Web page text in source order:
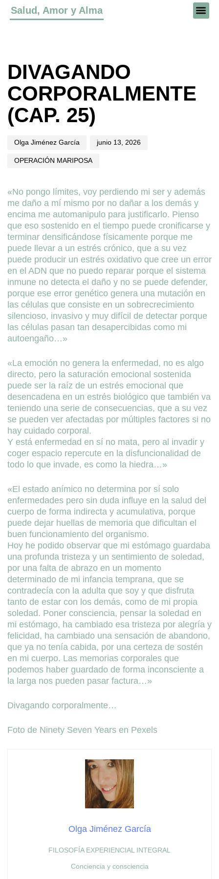
Salud, Amor y Alma
DIVAGANDO
CORPORALMENTE
(CAP. 25)
Olga Jiménez García
on:
junio 13, 2026
OPERACIÓN MARIPOSA
«No pongo límites, voy perdiendo mi ser y además
me daño a mí mismo por no dañar a los demás y
encima me automanipulo para justificarlo. Pienso
que eso sostenido en el tiempo puede cronificarse y
terminar densificándose físicamente porque me
puede llevar a un estrés crónico, que a su vez
puede producir un estrés oxidativo que cree un error
en el ADN que no puedo reparar porque el sistema
inmune no detecta el daño y no se puede defender,
porque ese error genético genera una mutación en
las células que consiste en un sobrecrecimiento
silencioso, invasivo y muy difícil de detectar porque
las células pasan tan desapercibidas como mi
autoengaño…»
«La emoción no genera la enfermedad, no es algo
directo, pero la saturación emocional sostenida
puede ser la raíz de un estrés emocional que
desencadena en un estrés biológico que también va
teniendo una serie de consecuencias, que a su vez
se pueden ver afectadas por múltiples factores si no
hay cuidado corporal.
Y está enfermedad en sí no mata, pero al invadir y
coger espacio repercute en la disfuncionalidad de
todo lo que invade, es como la hiedra…»
«El estado anímico no determina por sí solo
enfermedades pero sin duda influye en la salud del
cuerpo de forma indirecta y acumulativa, porque
puede dejar huellas de memoria que dificultan el
buen funcionamiento del organismo.
Hoy he podido observar que mi estómago guardaba
una profunda tristeza y un sentimiento de soledad,
por una falta de abrazo en un momento
determinado de mi infancia temprana, que se
contradecía con la adulta que soy y que disfruta
tanto de estar con los demás, como de mi propia
soledad. Poner consciencia, pensar la soledad en
mi estómago, ha cambiado esa tristeza por alegría y
felicidad, ha cambiado una sensación de abandono,
que ya no tenía cabida, por una certeza de sostén
en mi cuerpo. Las memorias corporales que
podemos haber guardado de forma inconsciente a
la larga nos pueden pasar factura…»
Divagando corporalmente…
Foto de Ninety Seven Years en Pexels
Olga Jiménez García
FILOSOFÍA EXPERIENCIAL INTEGRAL
Conciencia y consciencia